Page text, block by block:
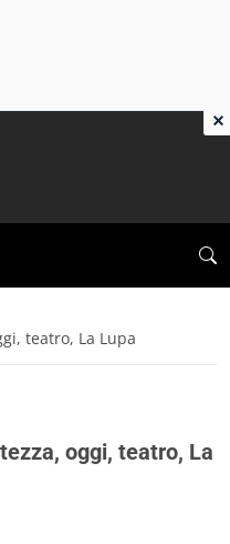
teatro, La Lupa
oggi, teatro, La
×